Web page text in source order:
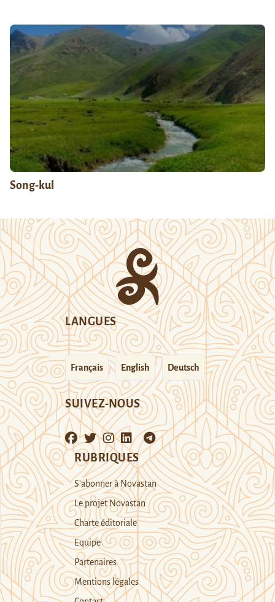
Song-kul
LANGUES
Français English Deutsch
SUIVEZ-NOUS
RUBRIQUES
S’abonner à Novastan
Le projet Novastan
Charte éditoriale
Equipe
Partenaires
Mentions légales